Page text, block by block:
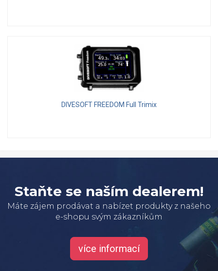
DIVESOFT FREEDOM Full Trimix
Staňte se naším dealerem!
Máte zájem prodávat a nabízet produkty z našeho
e-shopu svým zákazníkům
více informací